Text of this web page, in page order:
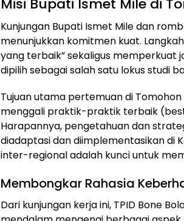
Misi Bupati Ismet Mile di
Kunjungan Bupati Ismet Mile dan
menunjukkan komitmen kuat.
yang terbaik” sekaligus
dipilih sebagai salah satu lokus studi
Tujuan utama pertemuan di
menggali praktik-praktik terbaik
Harapannya, pengetahuan dan
diadaptasi dan diimplementasikan di
inter-regional adalah kunci untuk
Membongkar Rahasia
Dari kunjungan kerja ini, TPID Bone